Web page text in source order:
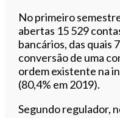
No primeiro
abertas 15 529
bancários, das quais
conversão de uma
ordem existente na
(80,4% em 2019).
Segundo regulador,